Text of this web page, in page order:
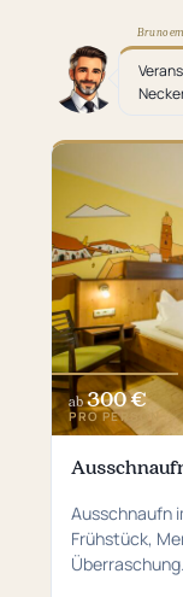
Bruno
ab 300 €
PRO PERSON
Ausschnaufn
Frühstück,